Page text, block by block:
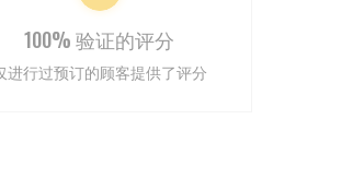
100% 验证的评分
进行过预订的顾客提供了评分